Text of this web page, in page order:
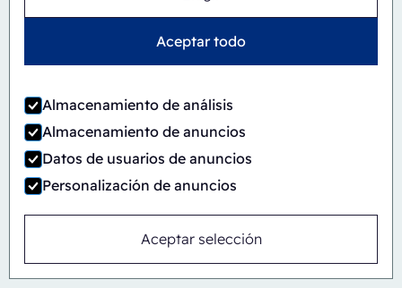
Aceptar todo
Almacenamiento de análisis
Almacenamiento de anuncios
Datos de usuarios de anuncios
Personalización de anuncios
Aceptar selección
AutomáticoEn línea